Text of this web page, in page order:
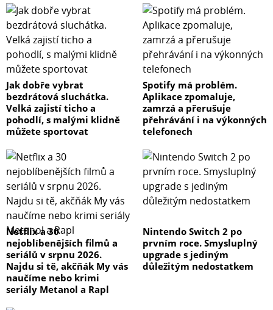
Jak dobře vybrat
bezdrátová sluchátka.
Velká zajistí ticho a
pohodlí, s malými klidně
můžete sportovat
Spotify má problém.
Aplikace zpomaluje,
zamrzá a přerušuje
přehrávání i na výkonných
telefonech
Netflix a 30
nejoblíbenějších filmů a
seriálů v srpnu 2026.
Najdu si tě, akčňák My vás
naučíme nebo krimi
seriály Metanol a Rapl
Nintendo Switch 2 po
prvním roce. Smysluplný
upgrade s jediným
důležitým nedostatkem